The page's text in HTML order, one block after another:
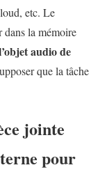
etc. Le
dans la mémoire
audio de
que la tâche
jointe
pour